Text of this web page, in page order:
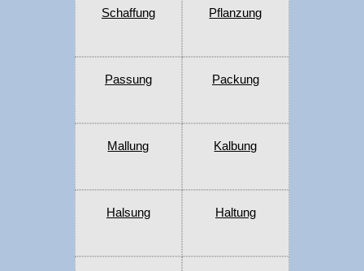
Schaffung Pflanzung
Passung Packung
Mallung Kalbung
Halsung Haltung